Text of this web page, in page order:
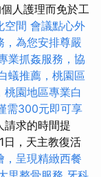
人護理而免於工
空間 會議點心外
，為您安排尊嚴
業抓姦服務，協
蟻推薦，桃園區
桃園地區專業白
需300元即可享
請求的時間提
，天主教復活
，呈現精緻西餐